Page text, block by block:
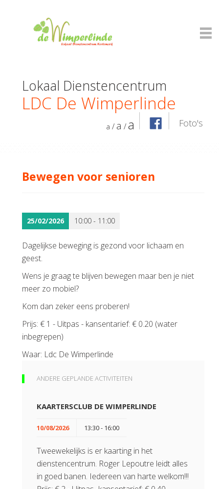
Lokaal Dienstencentrum
LDC De Wimperlinde
a / a /a Foto's
Bewegen voor senioren
25/02/2026 10:00 - 11:00
Dagelijkse beweging is gezond voor lichaam en
geest.
Wens je graag te blijven bewegen maar ben je niet
meer zo mobiel?
Kom dan zeker eens proberen!
Prijs: € 1 - Uitpas - kansentarief: € 0.20 (water
inbegrepen)
Waar: Ldc De Wimperlinde
ANDERE GEPLANDE ACTIVITEITEN
KAARTERSCLUB DE WIMPERLINDE
10/08/2026 13:30 - 16:00
Tweewekelijks is er kaarting in het
dienstencentrum. Roger Lepoutre leidt alles
in goed banen. Iedereen van harte welkom!!!